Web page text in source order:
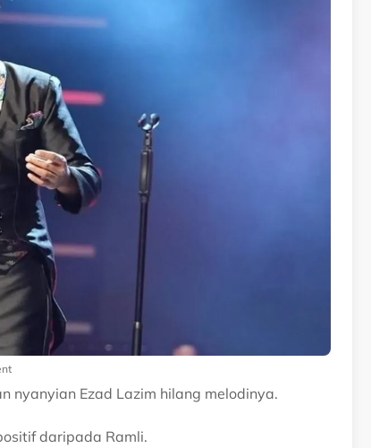
nyanyian Ezad Lazim hilang melodinya.
daripada Ramli.